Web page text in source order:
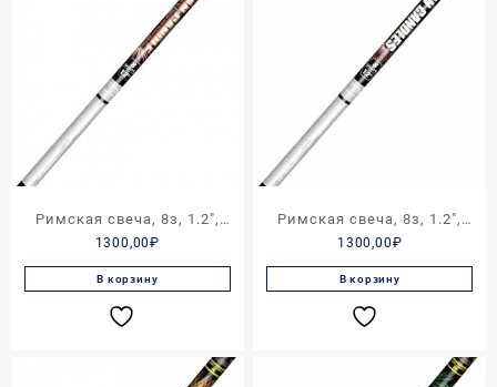
Римская свеча, 8з, 1.2″,
ROMAN CANDLE
1300,00₽
В корзину
Римская свеча, 8з, 1.2″,
ROMAN CANDLE
1300,00₽
В корзину